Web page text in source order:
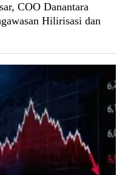
COO Danantara
Hilirisasi dan